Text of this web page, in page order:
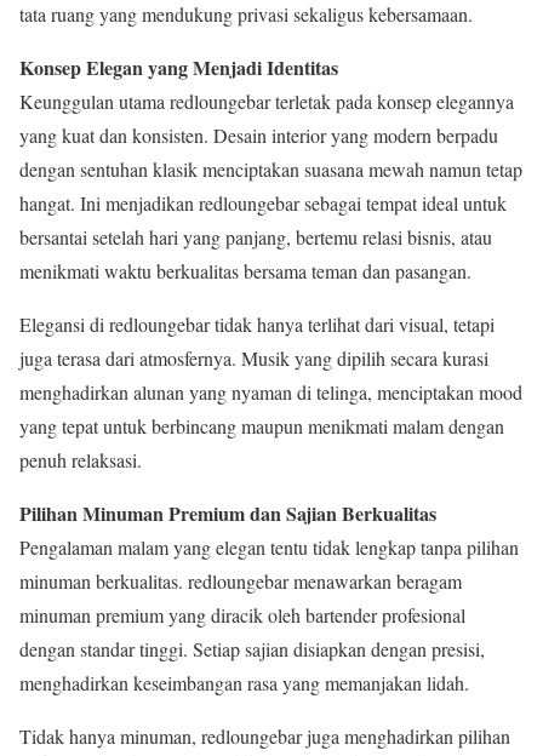
tata ruang yang mendukung privasi sekaligus kebersamaan.
Konsep Elegan yang Menjadi Identitas
Keunggulan utama redloungebar terletak pada konsep elegannya
yang kuat dan konsisten. Desain interior yang modern berpadu
dengan sentuhan klasik menciptakan suasana mewah namun tetap
hangat. Ini menjadikan redloungebar sebagai tempat ideal untuk
bersantai setelah hari yang panjang, bertemu relasi bisnis, atau
menikmati waktu berkualitas bersama teman dan pasangan.
Elegansi di redloungebar tidak hanya terlihat dari visual, tetapi
juga terasa dari atmosfernya. Musik yang dipilih secara kurasi
menghadirkan alunan yang nyaman di telinga, menciptakan mood
yang tepat untuk berbincang maupun menikmati malam dengan
penuh relaksasi.
Pilihan Minuman Premium dan Sajian Berkualitas
Pengalaman malam yang elegan tentu tidak lengkap tanpa pilihan
minuman berkualitas. redloungebar menawarkan beragam
minuman premium yang diracik oleh bartender profesional
dengan standar tinggi. Setiap sajian disiapkan dengan presisi,
menghadirkan keseimbangan rasa yang memanjakan lidah.
Tidak hanya minuman, redloungebar juga menghadirkan pilihan